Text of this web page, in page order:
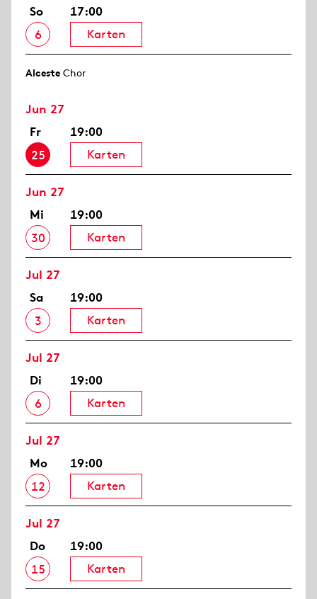
So
6
17:00
Karten
Alceste Chor
Jun 27
Fr
25
19:00
Karten
Jun 27
Mi
30
19:00
Karten
Jul 27
Sa
3
19:00
Karten
Jul 27
Di
6
19:00
Karten
Jul 27
Mo
12
19:00
Karten
Jul 27
Do
15
19:00
Karten